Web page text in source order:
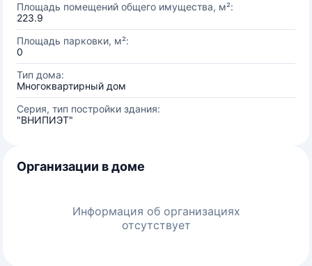
Площадь помещений общего имущества, м²:
223.9
Площадь парковки, м²:
0
Тип дома:
Многоквартирный дом
Серия, тип постройки здания:
"ВНИПИЭТ"
Организации в доме
Информация об организациях
отсутствует